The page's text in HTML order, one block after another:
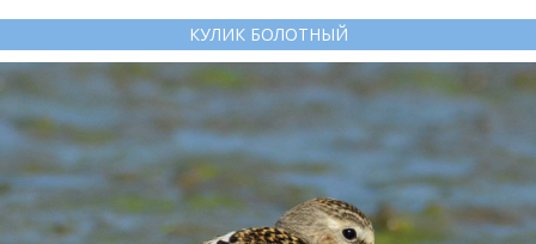
КУЛИК БОЛОТНЫЙ